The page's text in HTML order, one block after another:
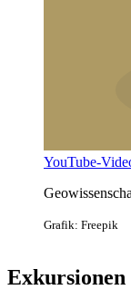
YouTube-
Grafik: Freepik